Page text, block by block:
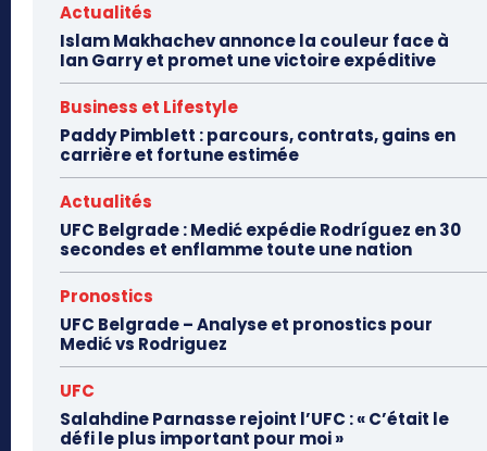
Actualités
Islam Makhachev annonce la couleur face à
Ian Garry et promet une victoire expéditive
Business et Lifestyle
Paddy Pimblett : parcours, contrats, gains en
carrière et fortune estimée
Actualités
UFC Belgrade : Medić expédie Rodríguez en 30
secondes et enflamme toute une nation
Pronostics
UFC Belgrade – Analyse et pronostics pour
Medić vs Rodriguez
UFC
Salahdine Parnasse rejoint l’UFC : « C’était le
défi le plus important pour moi »